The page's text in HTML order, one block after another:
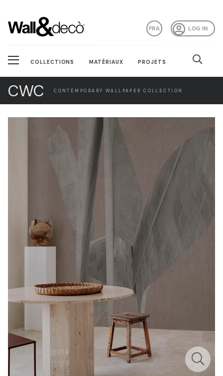
LOG IN
FRA
COLLECTIONS MATÉRIAUX PROJETS
CWC CONTEMPORARY WALLPAPER COLLECTION